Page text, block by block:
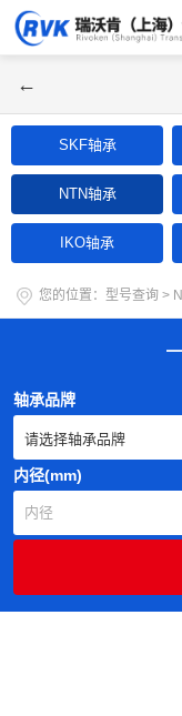
←
SKF轴承
NTN轴承
IKO轴承
您的位置： 型号查询 >
轴承品牌
内径(mm)